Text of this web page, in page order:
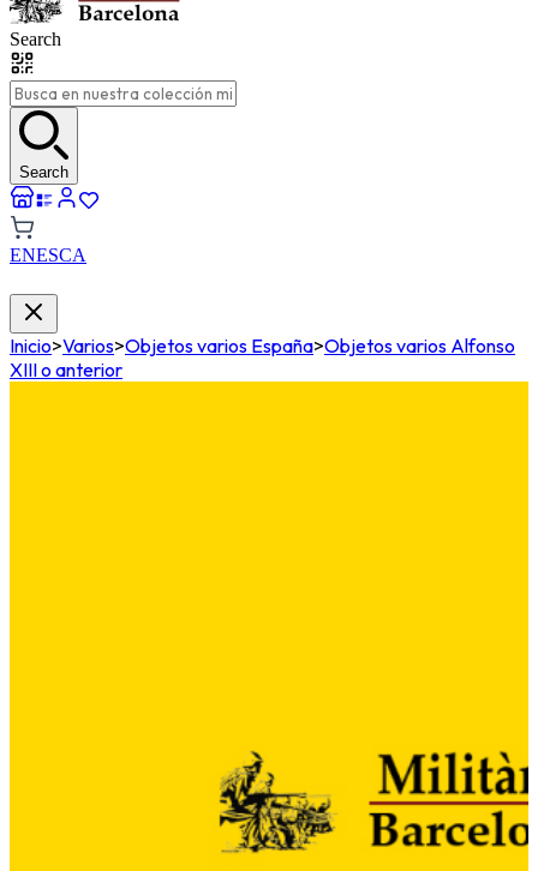
Search
Search
ENESCA
Inicio>Varios>Objetos varios España>Objetos varios Alfonso
XIII o anterior